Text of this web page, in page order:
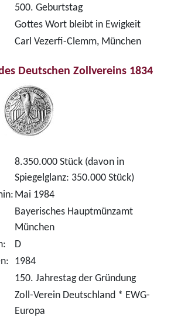
500. Geburtstag
Gottes Wort bleibt in Ewigkeit
Carl Vezerfi-Clemm, München
Deutschen Zollvereins 1834
8.350.000 Stück (davon in
Spiegelglanz: 350.000 Stück)
Mai 1984
Bayerisches Hauptmünzamt
München
D
1984
150. Jahrestag der Gründung
Zoll-Verein Deutschland * EWG-
Europa